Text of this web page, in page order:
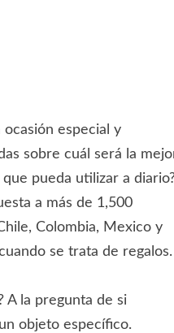
especial y
sobre cuál será la
pueda utilizar a
a más de 1,500
Colombia, Mexico y
se trata de regalos.
A la pregunta de si
objeto específico.